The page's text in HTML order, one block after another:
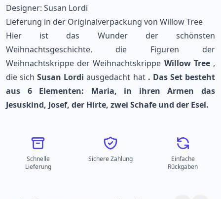
Designer: Susan Lordi
Lieferung in der Originalverpackung von Willow Tree
Hier ist das Wunder der schönsten
Weihnachtsgeschichte, die Figuren der
Weihnachtskrippe der Weihnachtskrippe Willow Tree,
die sichSusan Lordi ausgedacht hat . Das Set besteht
aus 6 Elementen: Maria, in ihren Armen das
Jesuskind, Josef, der Hirte, zwei Schafe und der Esel.
Schnelle
Lieferung
Sichere Zahlung
Einfache
Rückgaben